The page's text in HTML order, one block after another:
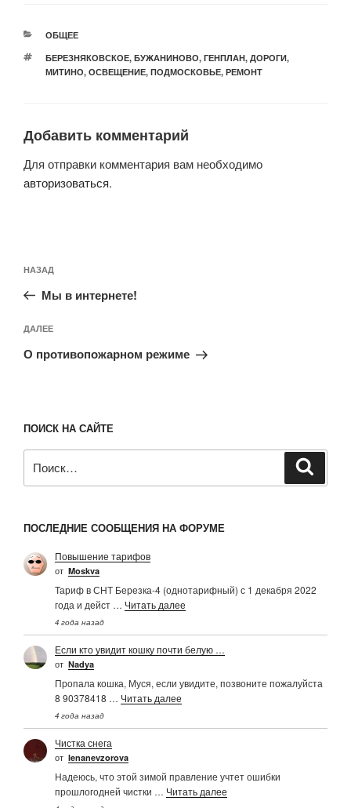
РУБРИКИ
ОБЩЕЕ
МЕТКИ
БЕРЕЗНЯКОВСКОЕ, БУЖАНИНОВО, ГЕНПЛАН, ДОРОГИ,
МИТИНО, ОСВЕЩЕНИЕ, ПОДМОСКОВЬЕ, РЕМОНТ
Добавить комментарий
Для отправки комментария вам необходимо
авторизоваться.
по
записям
Предыдущая
запись:
НАЗАД
Мы в интернете!
Следующая
запись
ДАЛЕЕ
О противопожарном режиме
ПОИСК НА САЙТЕ
ПОСЛЕДНИЕ СООБЩЕНИЯ НА ФОРУМЕ
Повышение тарифов
от Moskva
Тариф в СНТ Березка-4 (однотарифный) с 1 декабря 2022
года и дейст … Читать далее
4 года назад
Если кто увидит кошку почти белую …
от Nadya
Пропала кошка, Муся, если увидите, позвоните пожалуйста
8 90378418 … Читать далее
4 года назад
Чистка снега
от Ienanevzorova
Надеюсь, что этой зимой правление учтет ошибки
прошлогодней чистки … Читать далее